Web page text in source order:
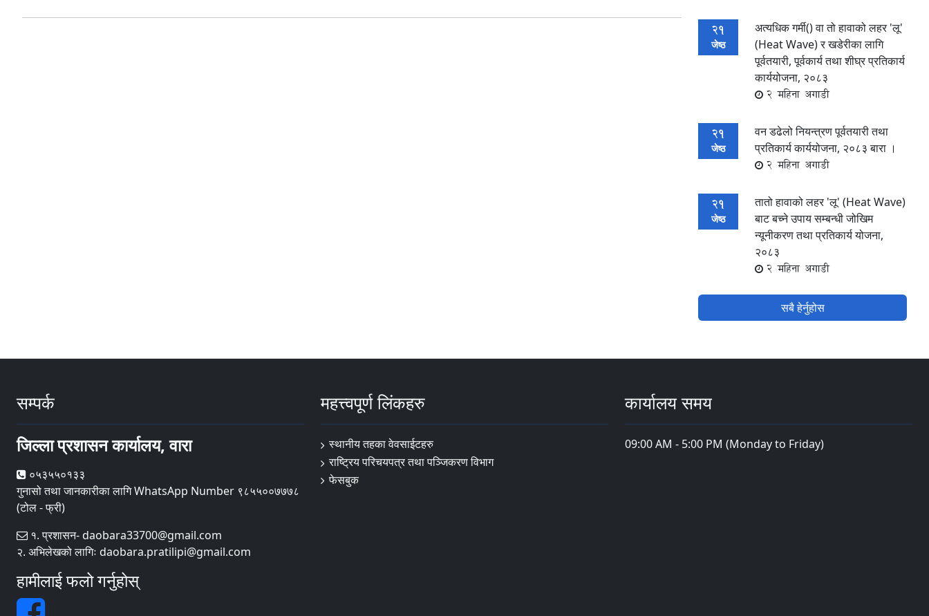
21
जेष्ठ
अत्यधिक गर्मी() वा तो हावाको लहर 'लू'
(Heat Wave) र खडेरीका लागि
पूर्वतयारी, पूर्वकार्य तथा शीघ्र प्रतिकार्य
कार्ययोजना, २०८३
2 महिना अगाडी
21
जेष्ठ
वन डढेलो नियन्त्रण पूर्वतयारी तथा
प्रतिकार्य कार्ययोजना, २०८३ बारा ।
2 महिना अगाडी
21
जेष्ठ
तातो हावाको लहर 'लू' (Heat Wave)
बाट बच्ने उपाय सम्बन्धी जोखिम
न्यूनीकरण तथा प्रतिकार्य योजना,
२०८३
2 महिना अगाडी
सबै हेर्नुहोस
सम्पर्क
जिल्ला प्रशासन कार्यालय, वारा
०५३५५०१३३
गुनासो तथा जानकारीका लागि WhatsApp Number ९८५५००७७७८
(टोल - फ्री)
१. प्रशासन- daobara33700@gmail.com
२. अभिलेखको लागिः daobara.pratilipi@gmail.com
हामीलाई फलो गर्नुहोस्
महत्त्वपूर्ण लिंकहरु
स्थानीय तहका वेवसाईटहरु
राष्ट्रिय परिचयपत्र तथा पञ्जिकरण विभाग
फेसबुक
कार्यालय समय
09:00 AM - 5:00 PM (Monday to Friday)